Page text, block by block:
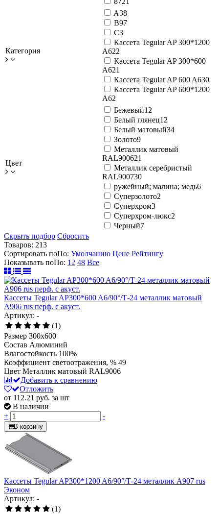
Категория
A38
B97
C3
Кассета Tegular AP 300*1200
А622
Кассета Tegular AP 300*600
А621
Кассета Tegular AP 600 A630
Кассета Tegular AP 600*1200
А62
Цвет
Бежевый12
Белый глянец12
Белый матовый34
Золото9
Металлик матовый
RAL900621
Металлик серебристый
RAL900730
ружейный; малина; медь6
Суперзолото2
Суперхром3
Суперхром-люкс2
Черный7
Скрыть подбор Сбросить
Товаров: 213
Сортировать поПо: Умолчанию Цене Рейтингу
Показывать поПо: 12 48 Все
Кассеты Tegular AP300*600 A6/90°/Т-24 металлик матовый
А906 rus перф. с акуст.
Артикул: -
(1)
Размер 300x600
Состав Алюминий
Влагостойкость 100%
Коэффициент светоотражения, % 49
Цвет Металлик матовый RAL9006
Добавить к сравнению
Отложить
от 112.21 руб. за шт
В наличии
+
-
В корзину
Кассеты Tegular AP300*1200 A6/90°/Т-24 металлик А907 rus
Эконом
Артикул: -
(1)